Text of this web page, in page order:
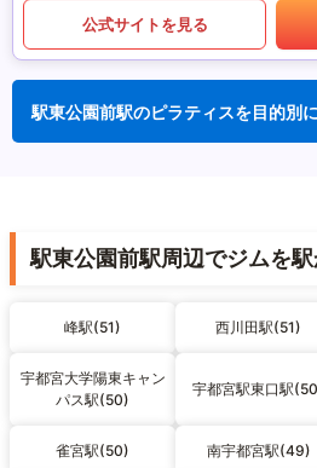
公式サイトを見る
駅東公園前駅のピラティスを目的別
駅東公園前駅周辺でジムを
峰駅(51) 西川田駅(51)
宇都宮大学陽東キャン
パス駅(50)
宇都宮駅東口駅
雀宮駅(50) 南宇都宮駅(49)